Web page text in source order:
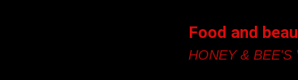
Food and
HONEY & BEE'S